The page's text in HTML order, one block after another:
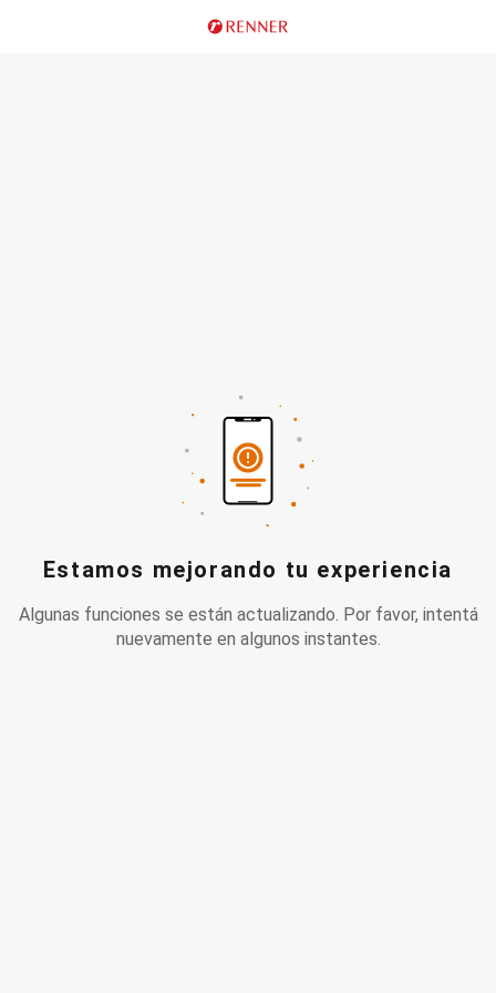
Estamos mejorando tu experiencia
Algunas funciones se están actualizando. Por favor, intentá
nuevamente en algunos instantes.